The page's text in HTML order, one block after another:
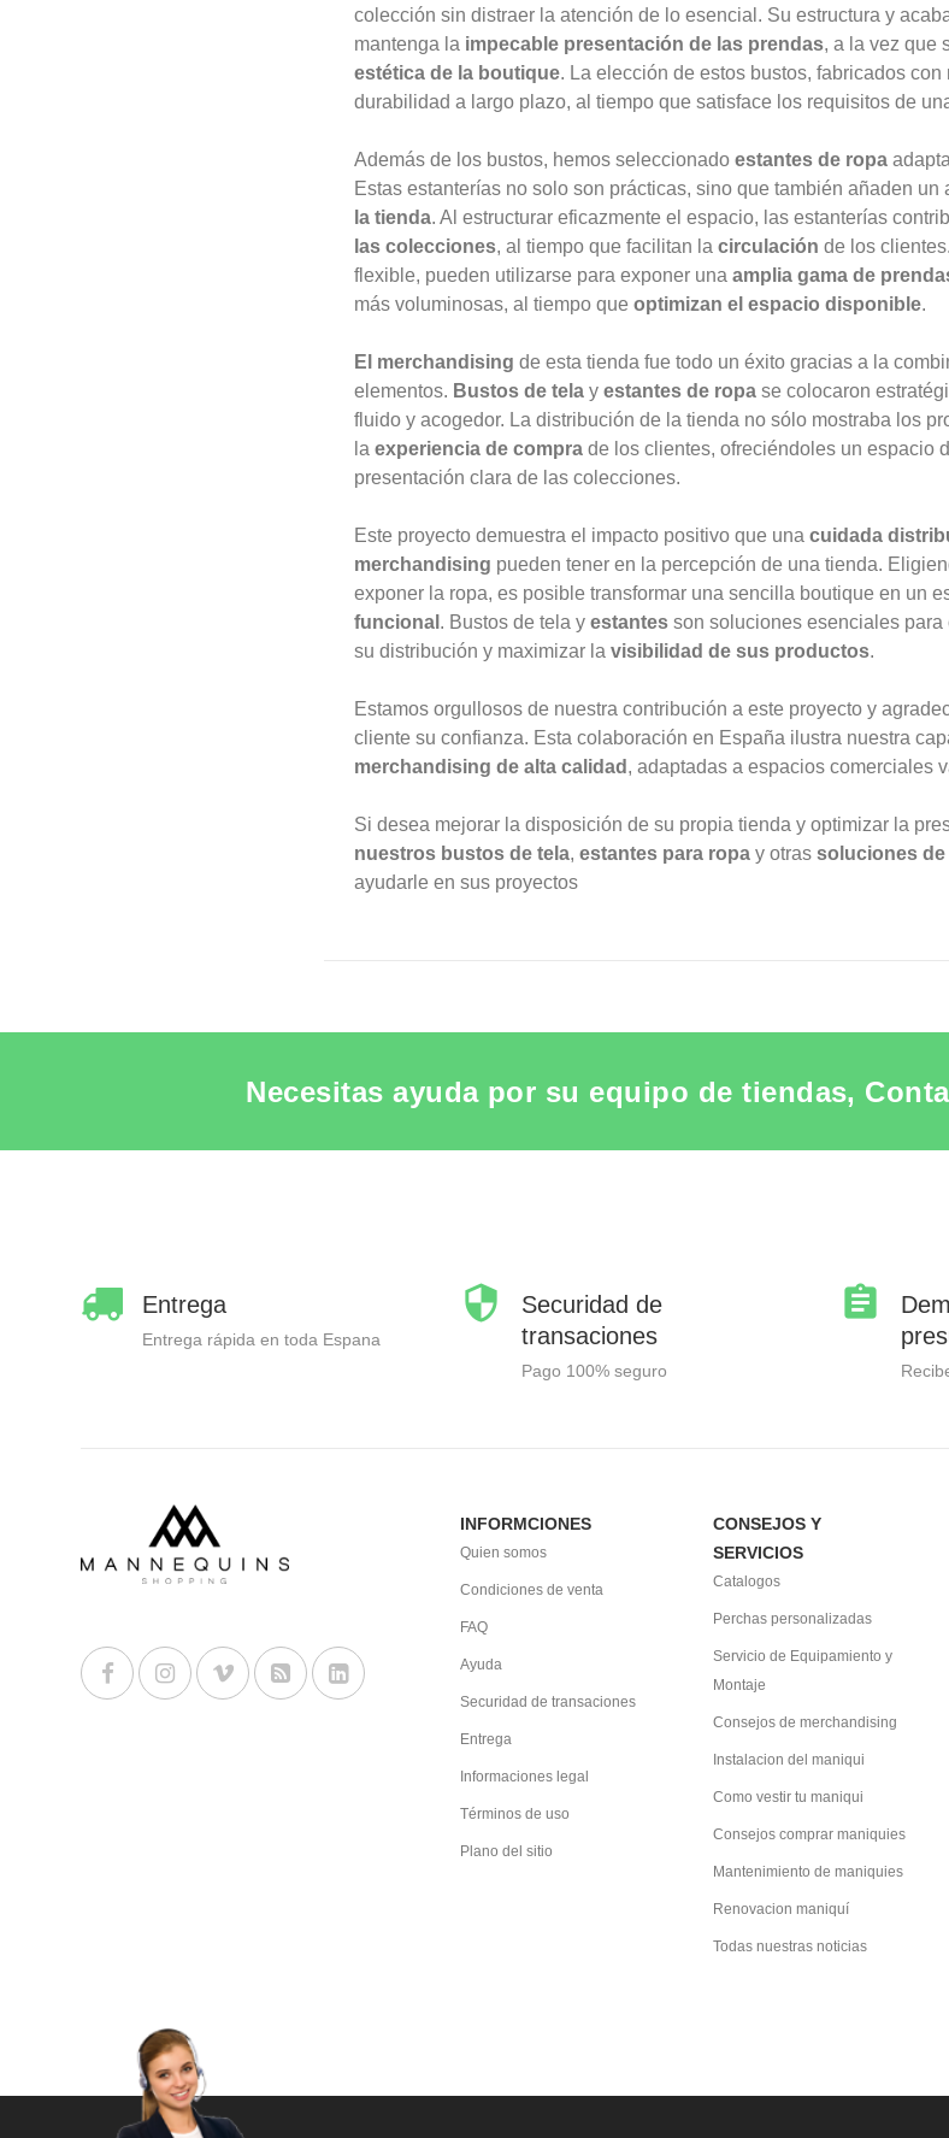
colección sin distraer la atención de lo esencial. Su estructura y
mantenga la impecable presentación de las prendas, a la vez que
estética de la boutique. La elección de estos bustos, fabricados
durabilidad a largo plazo, al tiempo que satisface los requisitos de
Además de los bustos, hemos seleccionado estantes de ropa
Estas estanterías no solo son prácticas, sino que también añaden un
la tienda. Al estructurar eficazmente el espacio, las estanterías
las colecciones, al tiempo que facilitan la circulación de los
flexible, pueden utilizarse para exponer una amplia gama de
más voluminosas, al tiempo que optimizan el espacio disponible.
El merchandising de esta tienda fue todo un éxito gracias a la
elementos. Bustos de tela y estantes de ropase colocaron
fluido y acogedor. La distribución de la tienda no sólo mostraba los
la experiencia de comprade los clientes, ofreciéndoles un espacio
presentación clara de las colecciones.
Este proyecto demuestra el impacto positivo que una cuidada
merchandising pueden tener en la percepción de una tienda.
exponer la ropa, es posible transformar una sencilla boutique en un
funcional . Bustos de tela y estantesson soluciones esenciales para
su distribución y maximizar la visibilidad de sus productos.
Estamos orgullosos de nuestra contribución a este proyecto y
cliente su confianza. Esta colaboración en España ilustra nuestra
merchandising de alta calidad , adaptadas a espacios comerciales
Si desea mejorar la disposición de su propia tienda y optimizar la
nuestros bustos de tela, estantes para ropay otras soluciones
ayudarle en sus proyectos
Necesitas ayuda por su equipo de tiendas,
Entrega
Entrega rápida en toda Espana
Securidad de
transaciones
Pago 100% seguro
INFORMCIONES
Quien somos
Condiciones de venta
FAQ
Ayuda
Securidad de transaciones
Entrega
Informaciones legal
Términos de uso
Plano del sitio
CONSEJOS Y
SERVICIOS
Catalogos
Perchas personalizadas
Servicio de Equipamiento y
Montaje
Consejos de merchandising
Instalacion del maniqui
Como vestir tu maniqui
Consejos comprar maniquies
Mantenimiento de maniquies
Renovacion maniquí
Todas nuestras noticias